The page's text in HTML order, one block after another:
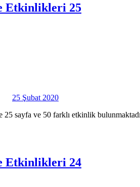
Etkinlikleri 25
25 Şubat 2020
sayfa ve 50 farklı etkinlik
Etkinlikleri 24